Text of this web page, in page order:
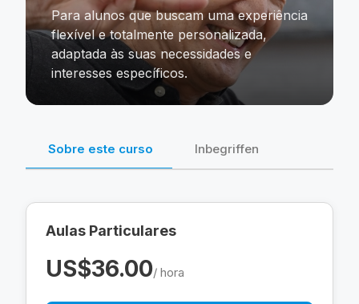
Para alunos que buscam uma experiência
flexível e totalmente personalizada,
adaptada às suas necessidades e
interesses específicos.
Sobre este curso Inbegriffen
Aulas Particulares
US$36.00/ hora